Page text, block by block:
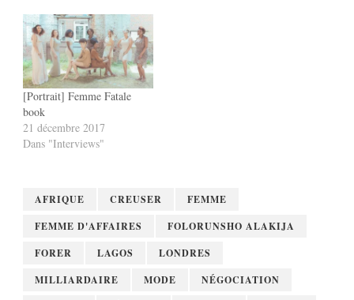
[Portrait] Femme Fatale
book
21 décembre 2017
Dans "Interviews"
AFRIQUE CREUSER
FEMME
FEMME D'AFFAIRES
FOLORUNSHO ALAKIJA
FORER
LAGOS
LONDRES
MILLIARDAIRE
MODE
NÉGOCIATION